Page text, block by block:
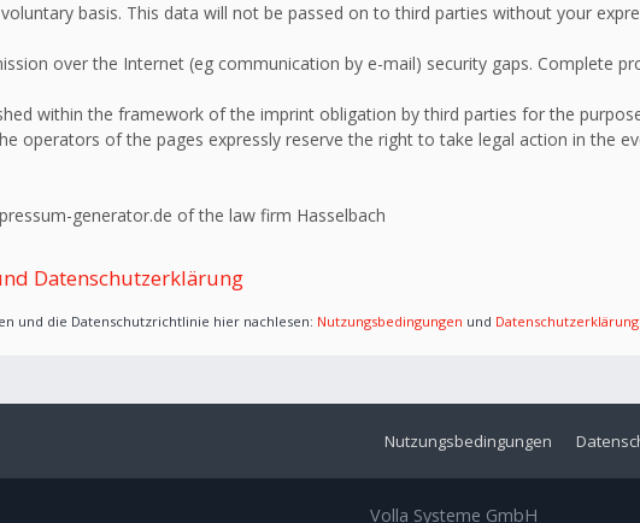
basis. This data will not be passed on to third parties without your
over the Internet (eg communication by e-mail) security gaps. Complete
within the framework of the imprint obligation by third parties for the
operators of the pages expressly reserve the right to take legal action in the
generator.de of the law firm Hasselbach
Datenschutzerklärung
und die Datenschutzrichtlinie hier nachlesen: Nutzungsbedingungen und Datenschutzerklärung
Nutzungsbedingungen
Volla Systeme GmbH